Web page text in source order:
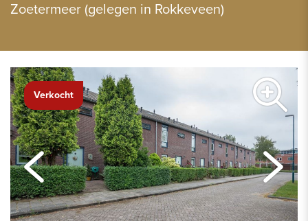
Zoetermeer (gelegen in Rokkeveen)
Verkocht